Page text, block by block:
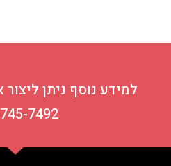
למידע נוסף ניתן
7492